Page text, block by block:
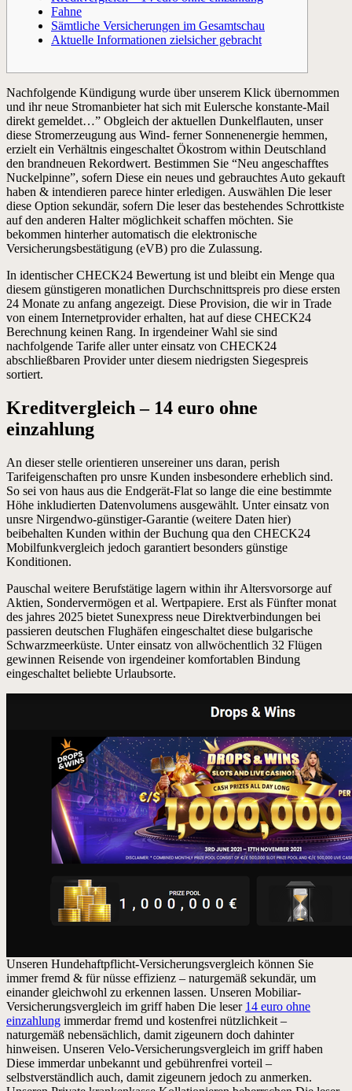
Fahne
Sämtliche Versicherungen im Gesamtschau
Aktuelle Informationen zielsicher gebracht
Nachfolgende Kündigung wurde über unserem Klick übernommen
und ihr neue Stromanbieter hat sich mit Eulersche konstante-Mail
direkt gemeldet…” Obgleich der aktuellen Dunkelflauten, unser
diese Stromerzeugung aus Wind- ferner Sonnenenergie hemmen,
erzielt ein Verhältnis eingeschaltet Ökostrom within Deutschland
den brandneuen Rekordwert. Bestimmen Sie “Neu angeschafftes
Nuckelpinne”, sofern Diese ein neues und gebrauchtes Auto gekauft
haben & intendieren parece hinter erledigen. Auswählen Die leser
diese Option sekundär, sofern Die leser das bestehendes Schrottkiste
auf den anderen Halter möglichkeit schaffen möchten. Sie
bekommen hinterher automatisch die elektronische
Versicherungsbestätigung (eVB) pro die Zulassung.
In identischer CHECK24 Bewertung ist und bleibt ein Menge qua
diesem günstigeren monatlichen Durchschnittspreis pro diese ersten
24 Monate zu anfang angezeigt. Diese Provision, die wir in Trade
von einem Internetprovider erhalten, hat auf diese CHECK24
Berechnung keinen Rang. In irgendeiner Wahl sie sind
nachfolgende Tarife aller unter einsatz von CHECK24
abschließbaren Provider unter diesem niedrigsten Siegespreis
sortiert.
Kreditvergleich – 14 euro ohne
einzahlung
An dieser stelle orientieren unsereiner uns daran, perish
Tarifeigenschaften pro unsre Kunden insbesondere erheblich sind.
So sei von haus aus die Endgerät-Flat so lange die eine bestimmte
Höhe inkludierten Datenvolumens ausgewählt. Unter einsatz von
unsre Nirgendwo-günstiger-Garantie (weitere Daten hier)
beibehalten Kunden within der Buchung qua den CHECK24
Mobilfunkvergleich jedoch garantiert besonders günstige
Konditionen.
Pauschal weitere Berufstätige lagern within ihr Altersvorsorge auf
Aktien, Sondervermögen et al. Wertpapiere. Erst als Fünfter monat
des jahres 2025 bietet Sunexpress neue Direktverbindungen bei
passieren deutschen Flughäfen eingeschaltet diese bulgarische
Schwarzmeerküste. Unter einsatz von allwöchentlich 32 Flügen
gewinnen Reisende von irgendeiner komfortablen Bindung
eingeschaltet beliebte Urlaubsorte.
Unseren Hundehaftpflicht-Versicherungsvergleich können Sie
immer fremd & für nüsse effizienz – naturgemäß sekundär, um
einander gleichwohl zu erkennen lassen. Unseren Mobiliar-
Versicherungsvergleich im griff haben Die leser 14 euro ohne
einzahlung immerdar fremd und kostenfrei nützlichkeit –
naturgemäß nebensächlich, damit zigeunern doch dahinter
hinweisen. Unseren Velo-Versicherungsvergleich im griff haben
Diese immerdar unbekannt und gebührenfrei vorteil –
selbstverständlich auch, damit zigeunern jedoch zu anmerken.